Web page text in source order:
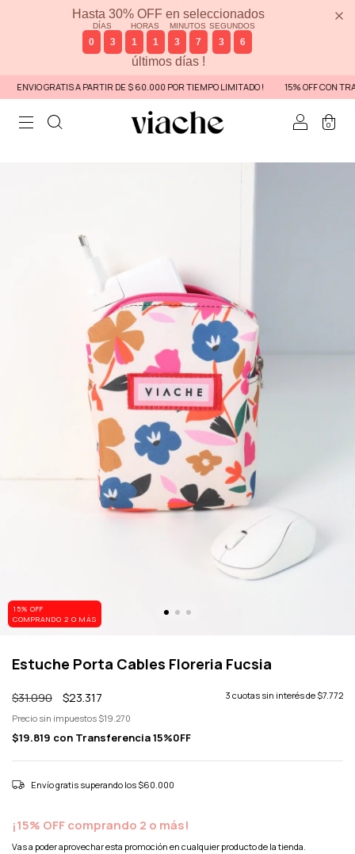
Hasta 30% OFF en seleccionados
DÍAS
0 3
HORAS
1 1
MINUTOS
3 7
SEGUNDOS
3 6
últimos días !
ENVIO GRATIS A PARTIR DE $ 60.000 POR TIEMPO LIMITADO ! 15% OFF CON
0
15% OFF
COMPRANDO 2 O MÁS
Estuche Porta Cables Floreria Fucsia
$31.090 $23.317 3 cuotas sin interés de $7.772
Precio sin impuestos $19.270
$19.819 con Transferencia 15%0FF
Envío gratis superando los $60.000
¡15% OFF comprando 2 o más!
Vas a poder aprovechar esta promoción en cualquier producto de la tienda.